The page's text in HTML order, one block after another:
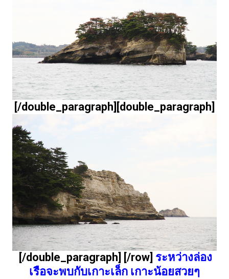
[/double_paragraph][double_paragraph]
[/double_paragraph] [/row] ระหว่างล่อง
เรือจะพบกับเกาะเล็ก เกาะน้อยสวยๆ